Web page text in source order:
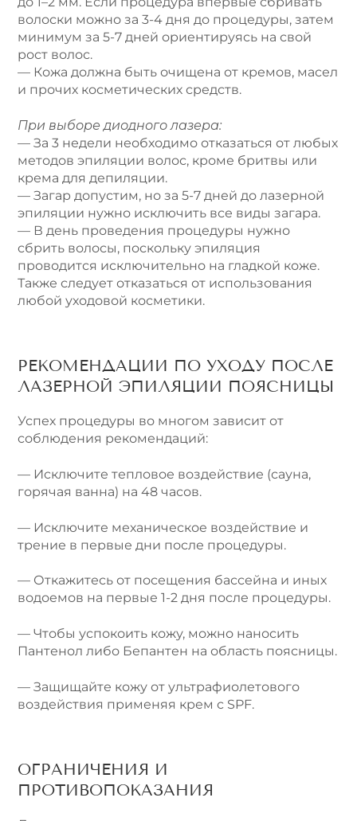
волоски можно за 3-4 дня до процедуры, затем
минимум за 5-7 дней ориентируясь на свой
рост волос.
— Кожа должна быть очищена от кремов, масел
и прочих косметических средств.
При выборе диодного лазера:
— За 3 недели необходимо отказаться от любых
методов эпиляции волос, кроме бритвы или
крема для депиляции.
— Загар допустим, но за 5-7 дней до лазерной
эпиляции нужно исключить все виды загара.
— В день проведения процедуры нужно
сбрить волосы, поскольку эпиляция
проводится исключительно на гладкой коже.
Также следует отказаться от использования
любой уходовой косметики.
РЕКОМЕНДАЦИИ ПО УХОДУ ПОСЛЕ
ЛАЗЕРНОЙ ЭПИЛЯЦИИ ПОЯСНИЦЫ
Успех процедуры во многом зависит от
соблюдения рекомендаций:
— Исключите тепловое воздействие (сауна,
горячая ванна) на 48 часов.
— Исключите механическое воздействие и
трение в первые дни после процедуры.
— Откажитесь от посещения бассейна и иных
водоемов на первые 1-2 дня после процедуры.
— Чтобы успокоить кожу, можно наносить
Пантенол либо Бепантен на область поясницы.
— Защищайте кожу от ультрафиолетового
воздействия применяя крем с SPF.
ОГРАНИЧЕНИЯ И
ПРОТИВОПОКАЗАНИЯ